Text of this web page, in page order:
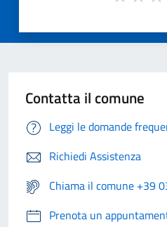
Contatta il comune
Leggi le domande
Richiedi Assistenza
Chiama il comune +39
Prenota un